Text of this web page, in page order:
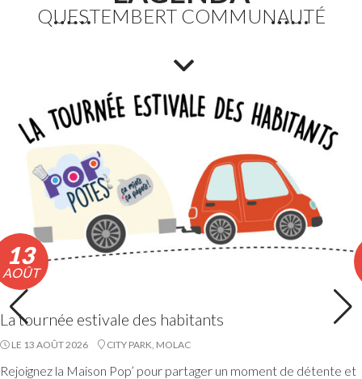
Fortes chaleurs : Adaptation des horaires des
En raison de l’épisode de fortes chaleurs, les horaires
appliqués du lundi 10 au vendredi 14 août 2026 inclus.
Lire la suite
QUESTEMBERT COMMUNAUTÉ
13
AOÛT
La tournée estivale des habitants
LE 13 AOÛT 2026 CITY PARK, MOLAC
Rejoignez la Maison Pop’ pour partager un moment de détente et